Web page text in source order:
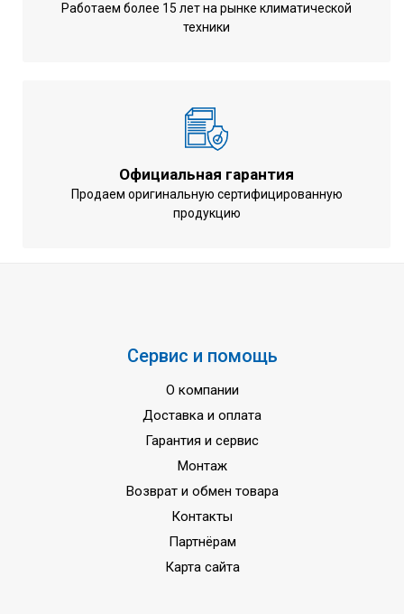
Максимальное количество
Перепад высот между наружным
и внутренним блоками
Диаметр труб (жидкость / газ)
19,1 / 34,9
Напряжение питания
Работаем более 15 лет на рынке климатической
техники
Официальная гарантия
Продаем оригинальную сертифицированную
продукцию
Сервис и помощь
О компании
Доставка и оплата
Гарантия и сервис
Монтаж
Возврат и обмен товара
Контакты
Партнёрам
Карта сайта